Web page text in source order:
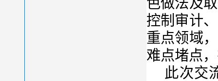
控制审计
重点领域
难点堵点
此次交